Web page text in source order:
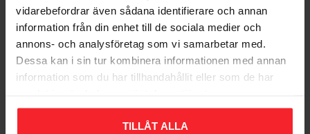
vidarebefordrar även sådana identifierare och annan
information från din enhet till de sociala medier och
annons- och analysföretag som vi samarbetar med.
Dessa kan i sin tur kombinera informationen med annan
information som du har tillhandahållit eller som de har
TILLÅT ALLA
Takpanna Palema 2-
kupig Candor Benders
003983062
Trägolv Massiv Furu
Modern Extra Vit,
Baseco